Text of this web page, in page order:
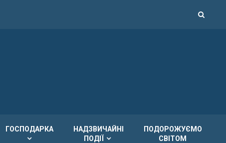
ГОСПОДАРКА
НАДЗВИЧАЙНІ
ПОДІЇ
ПОДОРОЖУЄМО
СВІТОМ